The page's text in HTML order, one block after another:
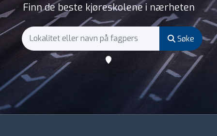
Finn de beste kjøreskolene i nærheten
Søke